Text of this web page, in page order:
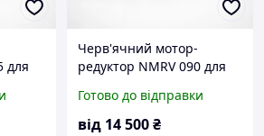
для
Черв'ячний мотор-
редуктор NMRV 090 для
обладнання
Готово до відправки
від 14 500₴